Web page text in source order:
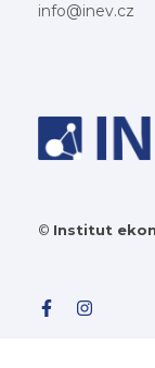
info@inev.cz
© Institut